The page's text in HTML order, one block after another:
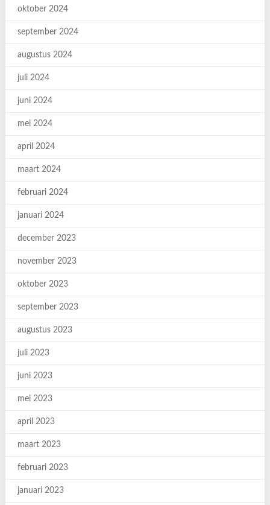
oktober 2024
september 2024
augustus 2024
juli 2024
juni 2024
mei 2024
april 2024
maart 2024
februari 2024
januari 2024
december 2023
november 2023
oktober 2023
september 2023
augustus 2023
juli 2023
juni 2023
mei 2023
april 2023
maart 2023
februari 2023
januari 2023